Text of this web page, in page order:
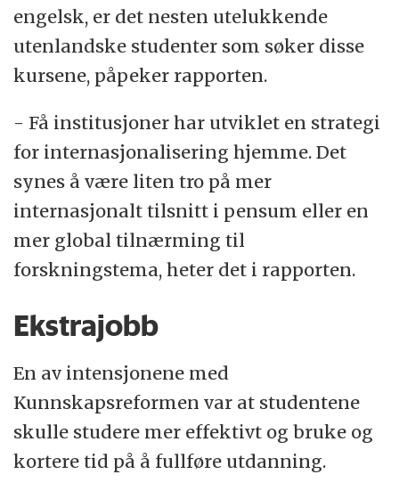
engelsk, er det nesten utelukkende
utenlandske studenter som søker disse
kursene, påpeker rapporten.
- Få institusjoner har utviklet en strategi
for internasjonalisering hjemme. Det
synes å være liten tro på mer
internasjonalt tilsnitt i pensum eller en
mer global tilnærming til
forskningstema, heter det i rapporten.
Ekstrajobb
En av intensjonene med
Kunnskapsreformen var at studentene
skulle studere mer effektivt og bruke og
kortere tid på å fullføre utdanning.